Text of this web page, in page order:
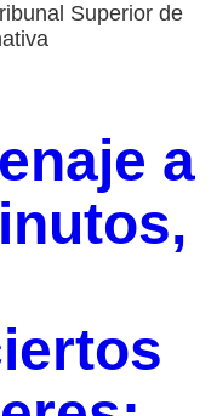
Superior de
a